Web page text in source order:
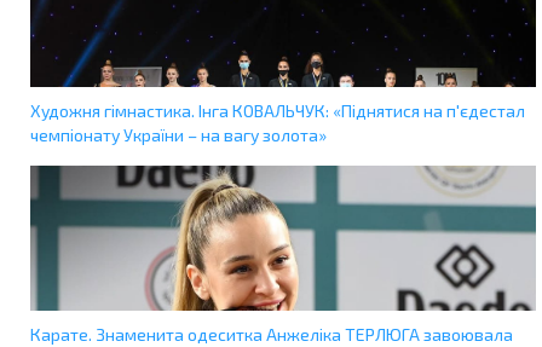
Художня гімнастика. Інга КОВАЛЬЧУК: «Піднятися на п'єдестал
чемпіонату України – на вагу золота»
Карате. Знаменита одеситка Анжеліка ТЕРЛЮГА завоювала